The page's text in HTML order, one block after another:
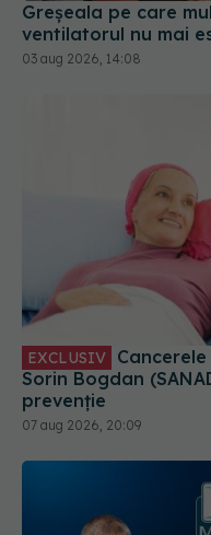
Greșeala pe care
ventilatorul nu mai
03 aug 2026, 14:08
EXCLUSIV
Sorin Bogdan
prevenție
07 aug 2026, 20:09